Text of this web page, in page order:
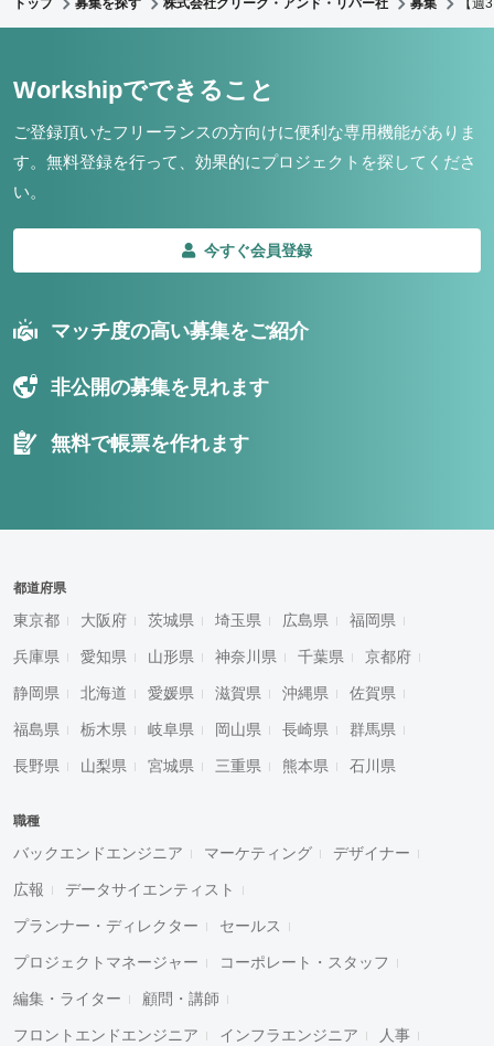
トップ 募集を探す 株式会社クリーク・アンド・リバー社 募集 【
Workshipでできること
ご登録頂いたフリーランスの方向けに便利な専用機能がありま
す。 無料登録を行って、効果的にプロジェクトを探してくださ
い。
今すぐ会員登録
マッチ度の高い募集をご紹介
非公開の募集を見れます
無料で帳票を作れます
都道府県
東京都 大阪府 茨城県 埼玉県 広島県 福岡県
兵庫県 愛知県 山形県 神奈川県 千葉県 京都府
静岡県 北海道 愛媛県 滋賀県 沖縄県 佐賀県
福島県 栃木県 岐阜県 岡山県 長崎県 群馬県
長野県 山梨県 宮城県 三重県 熊本県 石川県
職種
バックエンドエンジニア マーケティング デザイナー
広報 データサイエンティスト
プランナー・ディレクター セールス
プロジェクトマネージャー コーポレート・スタッフ
編集・ライター 顧問・講師
フロントエンドエンジニア インフラエンジニア 人事